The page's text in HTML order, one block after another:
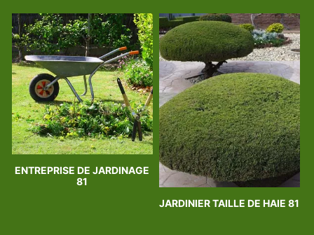
ENTREPRISE DE JARDINAGE
81
JARDINIER TAILLE DE HAIE 81